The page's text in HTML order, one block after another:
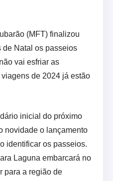
(MFT) finalizou
de Natal os passeios
vai esfriar as
de 2024 já estão
inicial do próximo
novidade o lançamento
identificar os passeios.
Laguna embarcará no
para a região de